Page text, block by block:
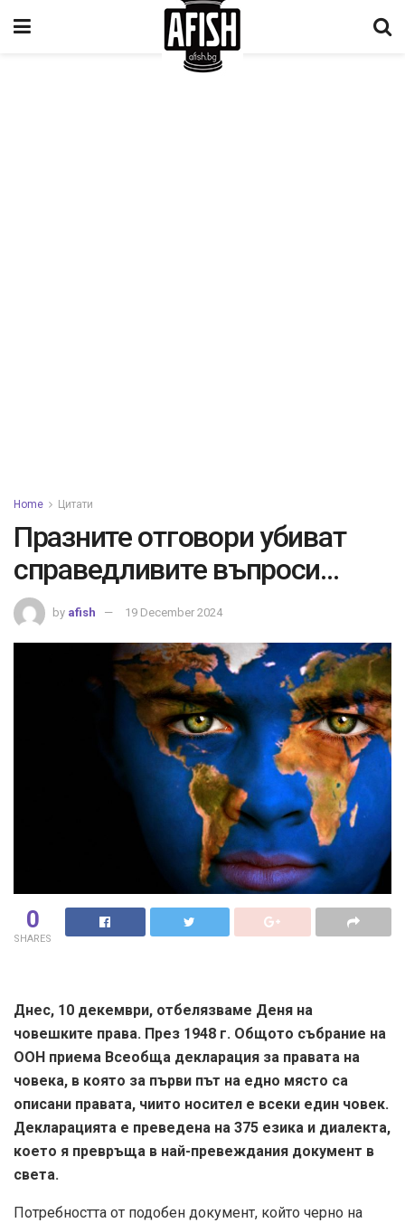
Home Цитати
Празните отговори убиват
справедливите въпроси…
by afish 19 December 2024
0
SHARES
Днес, 10 декември, отбелязваме Деня на
човешките права. През 1948 г. Общото събрание на
ООН приема Всеобща декларация за правата на
човека, в която за първи път на едно място са
описани правата, чиито носител е всеки един човек.
Декларацията е преведена на 375 езика и диалекта,
което я превръща в най-превеждания документ в
света.
Потребността от подобен документ, който черно на